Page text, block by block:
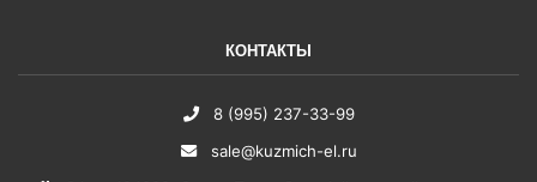
КОНТАКТЫ
8 (995) 237-33-99
sale@kuzmich-el.ru